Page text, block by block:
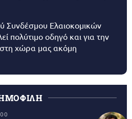
Συνδέσμου Ελαιοκομικών
πολύτιμο οδηγό και για την
χώρα μας ακόμη